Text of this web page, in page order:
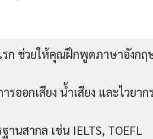
รก ช่วยให้คุณฝึกพูดภาษาอังกฤ
ออกเสียง น้ำเสียง และไวยา
นสากล เช่น IELTS, TOEFL